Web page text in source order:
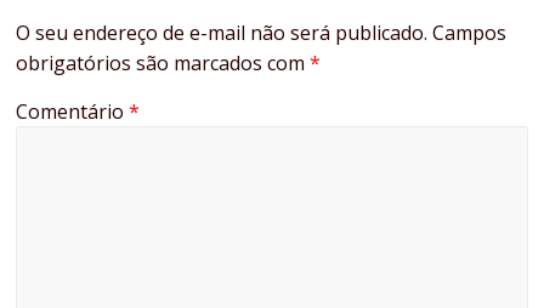
O seu endereço de e-mail não será publicado. Campos
obrigatórios são marcados com*
Comentário*